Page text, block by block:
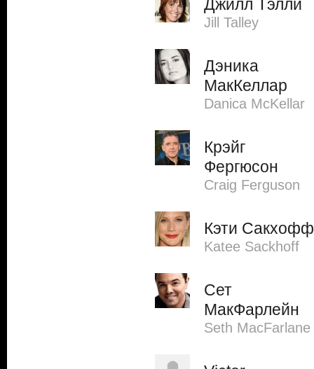
Джилл Тэлли
Jill Talley
Дэника
МакКеллар
Danica McKellar
Крэйг
Фергюсон
Craig Ferguson
Кэти Сакхофф
Katee Sackhoff
Сет
МакФарлейн
Seth MacFarlane